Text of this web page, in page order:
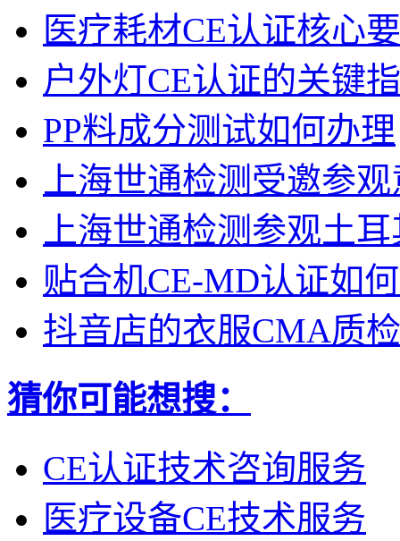
医疗耗材CE认证核心
户外灯CE认证的关键
PP料成分测试如何办理
上海世通检测受邀参
上海世通检测参观土
贴合机CE-MD认证如
抖音店的衣服CMA质
猜你可能想搜：
CE认证技术咨询服务
医疗设备CE技术服务